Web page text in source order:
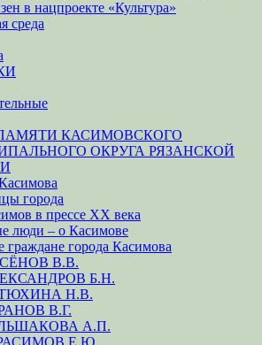
в нацпроекте «Культура»
среда
КАСИМОВСКОГО
ОКРУГА РЯЗАНСКОЙ
города
в прессе XX века
люди – о Касимове
граждане города Касимова
В.В.
Б.Н.
Н.В.
В.Г.
А.П.
Е.Ю.